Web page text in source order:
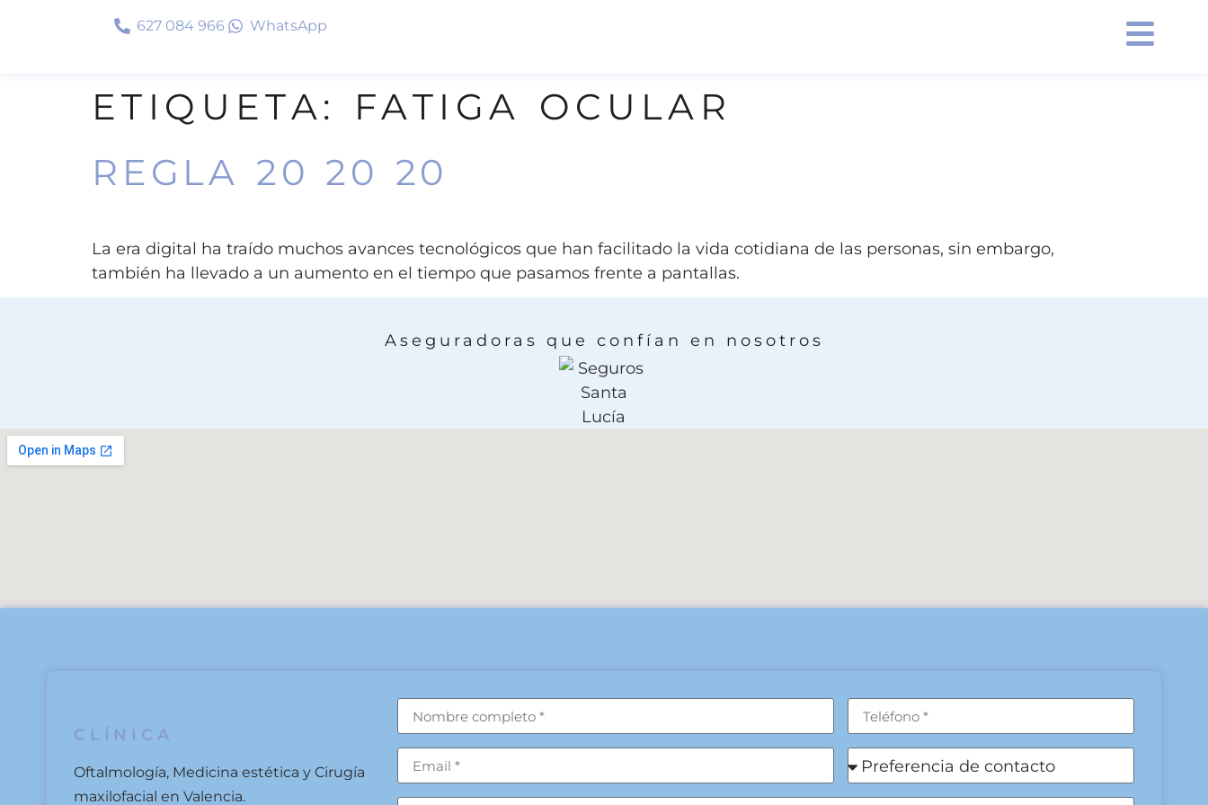
627 084 966 WhatsApp
ETIQUETA: FATIGA OCULAR
REGLA 20 20 20
La era digital ha traído muchos avances tecnológicos que han facilitado la vida cotidiana de las personas, sin embargo,
también ha llevado a un aumento en el tiempo que pasamos frente a pantallas.
Aseguradoras que confían en nosotros
CLÍNICA
Oftalmología, Medicina estética y Cirugía
maxilofacial en Valencia.